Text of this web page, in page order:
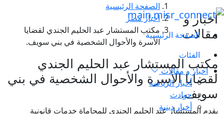
الصفحة الرئيسية
الفئات
اخبار و مقالات
أخبار الرياضة
حوادث
أخبار دينية
اخبار و
مقالات
الصفحة الرئيسية
اخبار مصر
مكتب المستشار عبد الحليم الجندي لقضايا
الأسرة والأحوال الشخصية في بني سويف.
مكتب المستشار عبد الحليم الجندي
لقضايا الأسرة والأحوال الشخصية في بني
سويف.
يقدم المستشار عبد الحليم الجندي للمحاماة خدمات قانونية